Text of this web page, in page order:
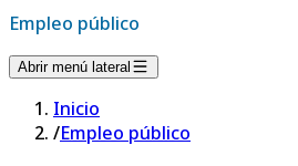
Empleo público
Abrir menú lateral
Inicio
/Empleo público